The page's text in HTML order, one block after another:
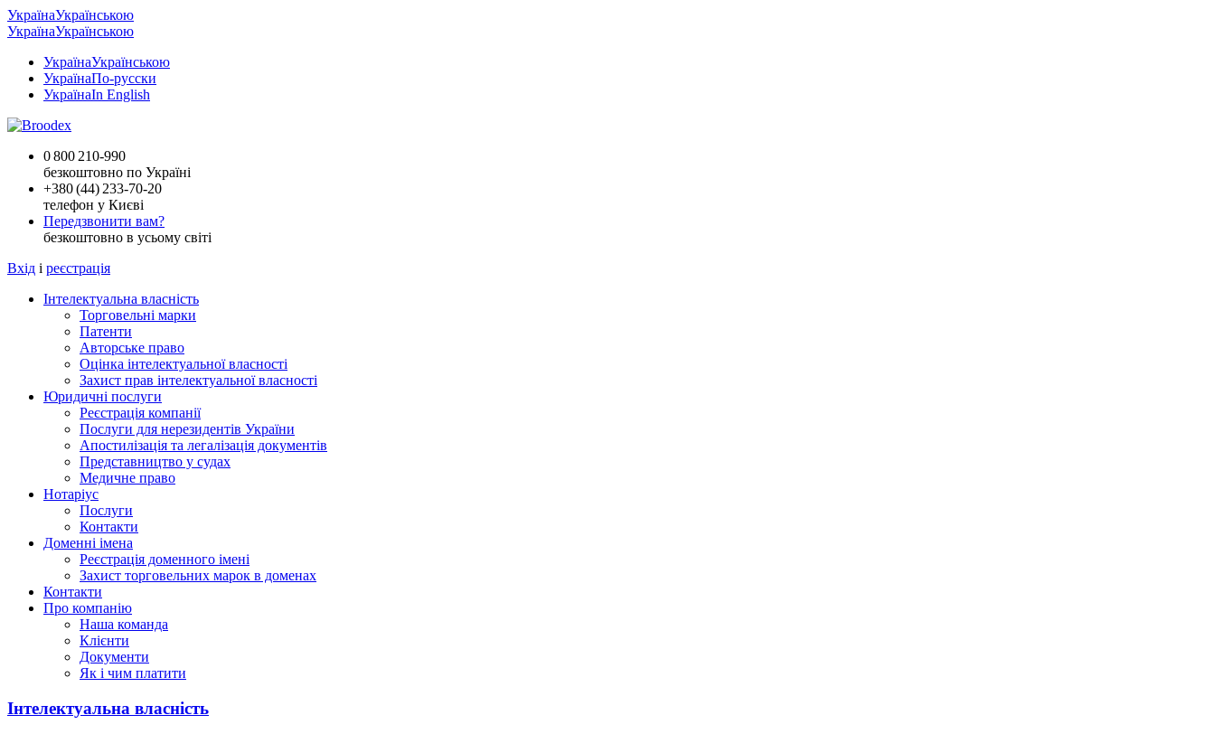
УкраїнаУкраїнською
УкраїнаУкраїнською
УкраїнаУкраїнською
УкраїнаПо-русски
УкраїнаIn English
0 800 210-990
безкоштовно по Україні
+380 (44) 233-70-20
телефон у Києві
Передзвонити вам?
безкоштовно в усьому світі
Вхід і реєстрація
Інтелектуальна власність
Торговельні марки
Патенти
Авторське право
Оцінка інтелектуальної власності
Захист прав інтелектуальної власності
Юридичні послуги
Реєстрація компанії
Послуги для нерезидентів України
Апостилізація та легалізація документів
Представництво у судах
Медичне право
Нотаріус
Послуги
Контакти
Доменні імена
Реєстрація доменного імені
Захист торговельних марок в доменах
Контакти
Про компанію
Наша команда
Клієнти
Документи
Як і чим платити
Інтелектуальна власність